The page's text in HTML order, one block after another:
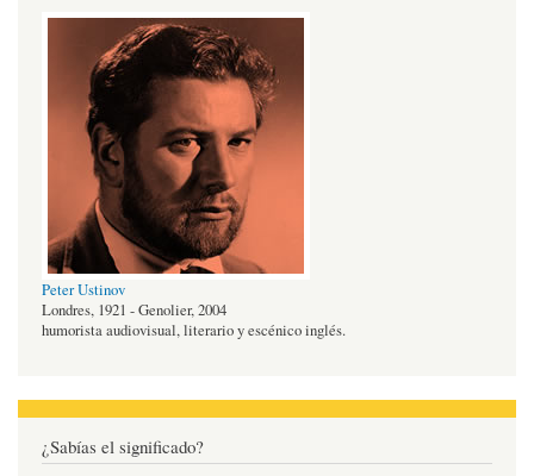
Peter Ustinov
Londres, 1921 - Genolier, 2004
humorista audiovisual, literario y escénico inglés.
¿Sabías el significado?